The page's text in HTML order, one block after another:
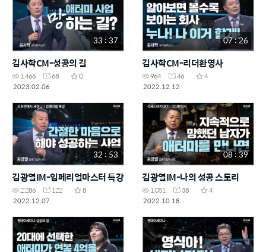
33 : 37
김사학CM-성공의 길
1,466 68
0
2023.02.06
07 : 26
김사학CM-리더환영사
964 46
4
2022.12.12
32 : 53
김광열IM-임페리얼마스터 특강
2,286 122
8
2022.12.07
08 : 39
김광열IM-나의 성공 스토리
1,051 38
4
2022.10.18